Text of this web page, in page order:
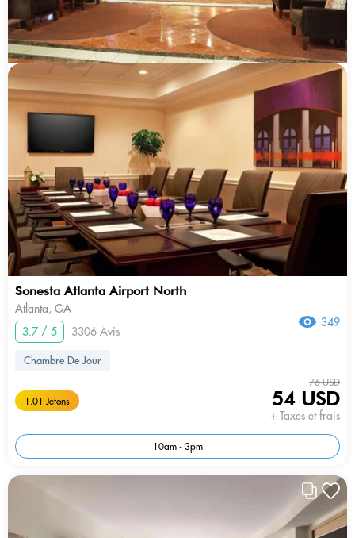
Sonesta Atlanta Airport North
Atlanta, GA
3.7 / 5
3306 Avis
349
Chambre De Jour
1.01 Jetons
76 USD
54 USD
+ Taxes et frais
10am - 3pm